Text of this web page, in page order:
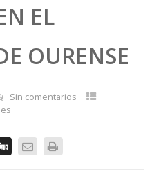
EL
OURENSE
Sin comentarios